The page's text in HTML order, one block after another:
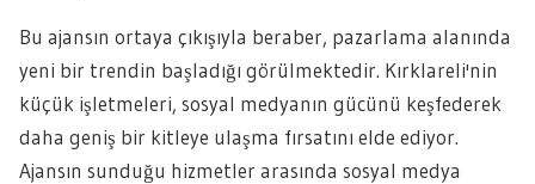
Bu ajansın ortaya çıkışıyla beraber, pazarlama alanında
yeni bir trendin başladığı görülmektedir. Kırklareli'nin
küçük işletmeleri, sosyal medyanın gücünü keşfederek
daha geniş bir kitleye ulaşma fırsatını elde ediyor.
Ajansın sunduğu hizmetler arasında sosyal medya